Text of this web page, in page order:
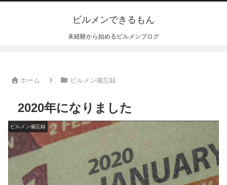
ビルメンできるもん
未経験から始めるビルメンブログ
ホーム ビルメン備忘録
2020年になりました
ビルメン備忘録